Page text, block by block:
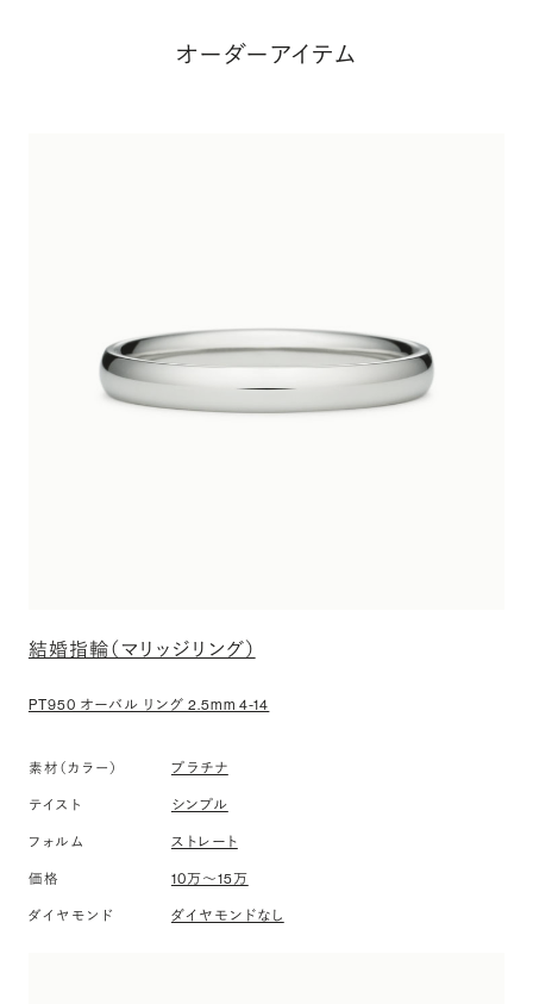
オーダーアイテム
結婚指輪（マリッジリング）
PT950 オーバル リング 2.5mm 4-14
素材（カラー） プラチナ
テイスト シンプル
フォルム ストレート
価格 10万〜15万
ダイヤモンド ダイヤモンドなし